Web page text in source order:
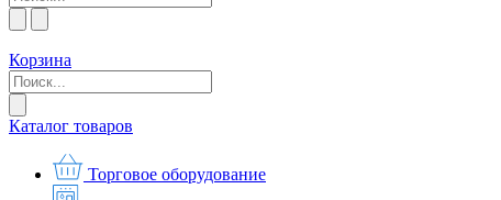
Корзина
Каталог товаров
Торговое оборудование